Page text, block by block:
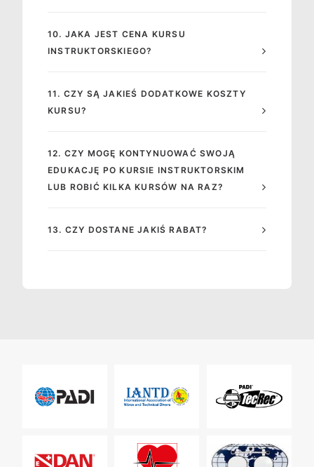
10. JAKA JEST CENA KURSU
INSTRUKTORSKIEGO?
11. CZY SĄ JAKIEŚ DODATKOWE KOSZTY
KURSU?
12. CZY MOGĘ KONTYNUOWAĆ SWOJĄ
EDUKACJĘ PO KURSIE INSTRUKTORSKIM
LUB ROBIĆ KILKA KURSÓW NA RAZ?
13. CZY DOSTANE JAKIŚ RABAT?